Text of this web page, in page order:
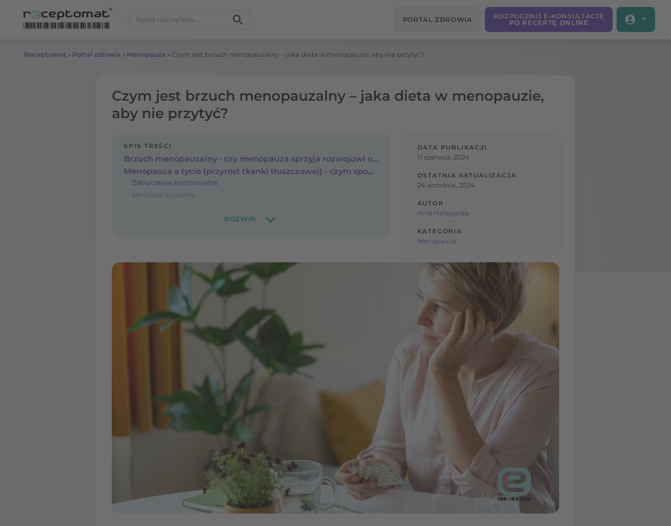
PORTAL ZDROWIA
ROZPOCZNIJ E-KONSULTACJĘ
PO RECEPTĘ ONLINE
Receptomat » Portal zdrowia » Menopauza » Czym jest brzuch menopauzalny – jaka dieta w menopauzie, aby nie przytyć?
Czym jest brzuch menopauzalny – jaka dieta w menopauzie,
aby nie przytyć?
SPIS TREŚCI
Brzuch menopauzalny - czy menopauza sprzyja rozwojowi otyłości brzusznej?
Menopauza a tycie (przyrost tkanki tłuszczowej) - czym spowodowany jest brzuch menopauzalny?
Zaburzenia hormonalne
Mniejsze spalanie
DATA PUBLIKACJI
11 czerwca, 2024
OSTATNIA AKTUALIZACJA
24 września, 2024
AUTOR
Ania Halagarda
KATEGORIA
Menopauza